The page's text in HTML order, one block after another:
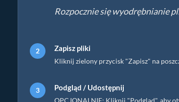
Rozpocznie się wyodrębnianie
Zapisz pliki
Kliknij zielony przycisk "Zapisz" na
Podgląd / Udostępnij